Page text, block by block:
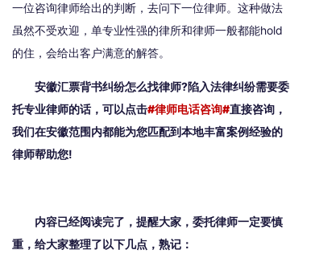
一位咨询律师给出的判断，去问下一位律师。这种做法
虽然不受欢迎，单专业性强的律所和律师一般都能hold
的住，会给出客户满意的解答。
安徽汇票背书纠纷怎么找律师?陷入法律纠纷需要委
托专业律师的话，可以点击#律师电话咨询#直接咨询，
我们在安徽范围内都能为您匹配到本地丰富案例经验的
律师帮助您!
内容已经阅读完了，提醒大家，委托律师一定要慎
重，给大家整理了以下几点，熟记：